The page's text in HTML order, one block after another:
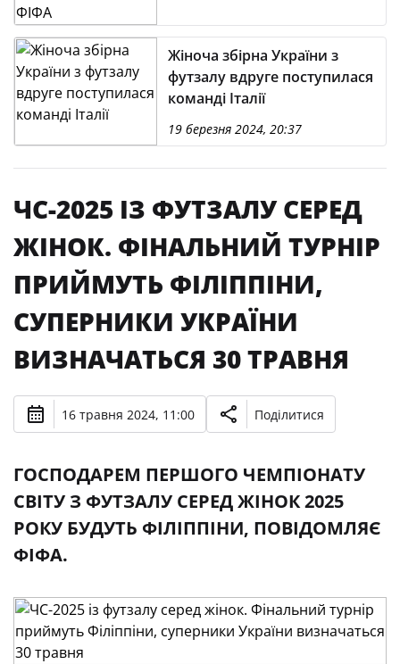
Жіноча збірна України з
футзалу вдруге поступилася
команді Італії
19 березня 2024, 20:37
ЧС-2025 ІЗ ФУТЗАЛУ СЕРЕД
ЖІНОК. ФІНАЛЬНИЙ ТУРНІР
ПРИЙМУТЬ ФІЛІППІНИ,
СУПЕРНИКИ УКРАЇНИ
ВИЗНАЧАТЬСЯ 30 ТРАВНЯ
16 травня 2024, 11:00 Поділитися
ГОСПОДАРЕМ ПЕРШОГО ЧЕМПІОНАТУ
СВІТУ З ФУТЗАЛУ СЕРЕД ЖІНОК 2025
РОКУ БУДУТЬ ФІЛІППІНИ, ПОВІДОМЛЯЄ
ФІФА.